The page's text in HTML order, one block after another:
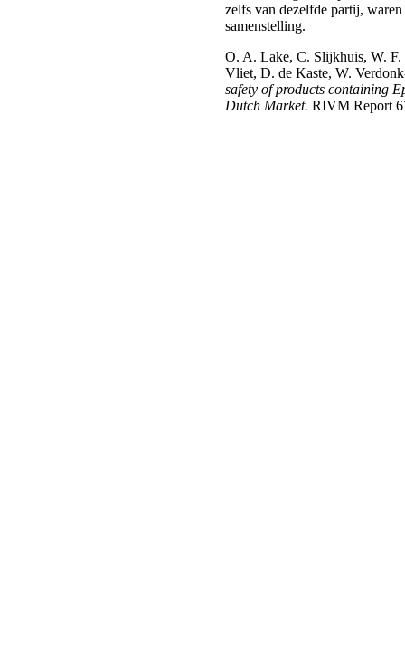
zelfs van dezelfde partij,
samenstelling.
O. A. Lake, C. Slijkhuis, W.
Vliet, D. de Kaste, W.
safety of products containing
Dutch Market. RIVM Report